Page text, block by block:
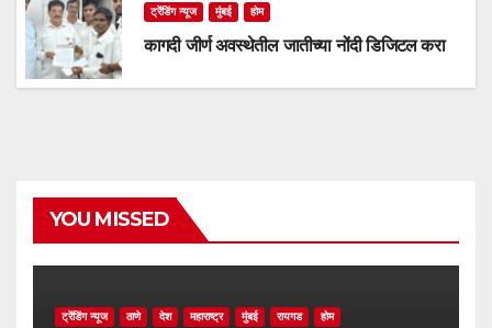
ट्रेंडिंग न्यूज मुंबई होम
कागदी जीर्ण अवस्थेतील जातीच्या नोंदी डिजिटल करा
YOU MISSED
ट्रेंडिंग न्यूज ठाणे देश महाराष्ट्र मुंबई रायगड होम